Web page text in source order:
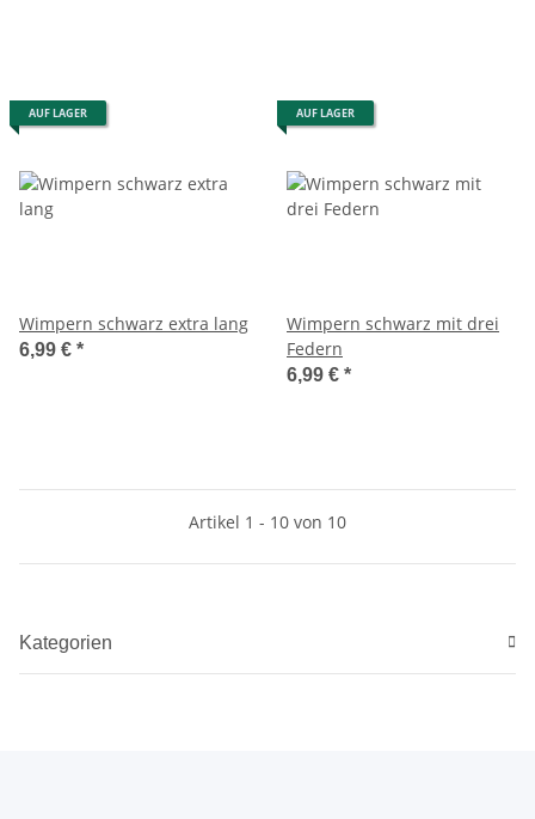
AUF LAGER
Wimpern schwarz extra lang
6,99 € *
AUF LAGER
Wimpern schwarz mit drei
Federn
6,99 € *
Artikel 1 - 10 von 10
Kategorien